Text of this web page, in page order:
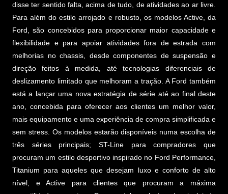
disse ter sentido falta, acima de tudo, de atividades ao ar livre.
Para além do estilo arrojado e robusto, os modelos Active, da
Ford, são concebidos para proporcionar maior capacidade e
flexibilidade e para apoiar atividades fora de estrada com
melhorias no chassis, desde componentes de suspensão e
direção feitos à medida, até tecnologias diferenciais de
deslizamento limitado que melhoram a tração. A Ford também
está a lançar uma nova estratégia de série até ao final deste
ano, concebida para oferecer aos clientes um melhor valor,
mais equipamento e uma experiência de compra simplificada e
sem stress. Os modelos estarão disponíveis numa escolha de
três séries principais; ST-Line para compradores que
procuram um estilo desportivo inspirado no Ford Performance,
Titanium para aqueles que desejam luxo e conforto de alto
nível, e Active para clientes que procuram a máxima